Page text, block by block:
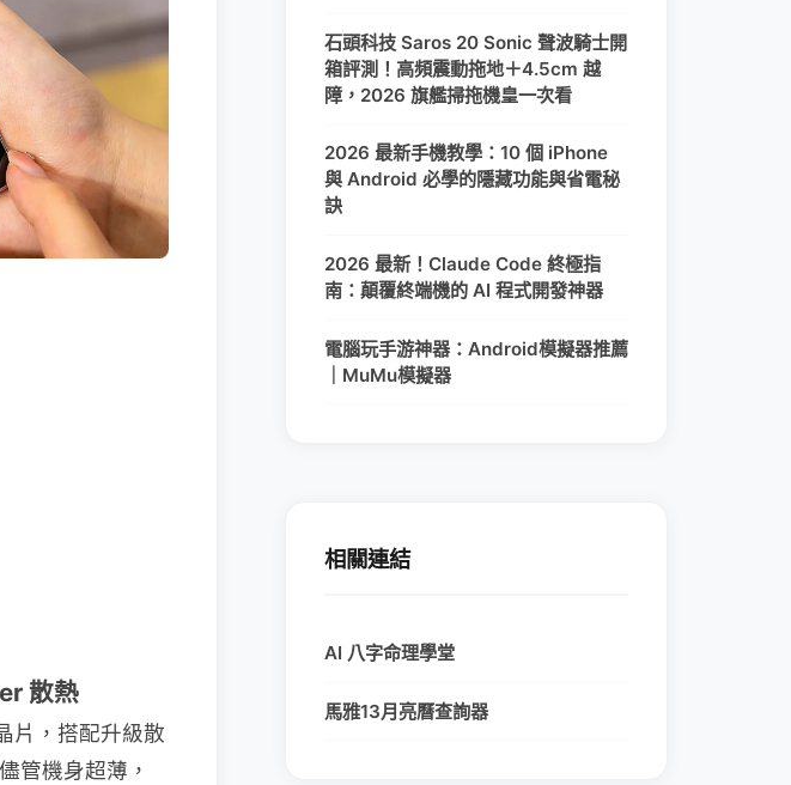
散熱
片，搭配升級散
管機身超薄，
石頭科技 Saros 20 Sonic 聲波騎士開
箱評測！高頻震動拖地＋4.5cm 越
障，2026 旗艦掃拖機皇一次看
2026 最新手機教學：10 個 iPhone
與 Android 必學的隱藏功能與省電秘
訣
2026 最新！Claude Code 終極指
南：顛覆終端機的 AI 程式開發神器
電腦玩手游神器：Android模擬器推薦
｜MuMu模擬器
相關連結
AI 八字命理學堂
馬雅13月亮曆查詢器